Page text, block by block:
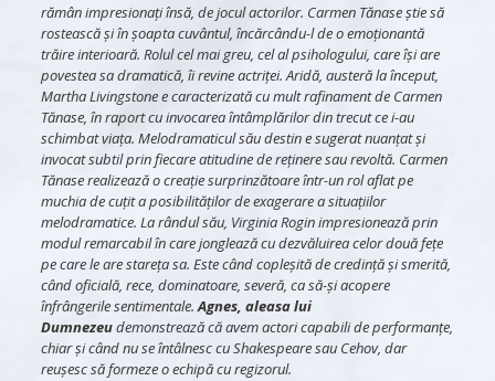
rămân impresionați însă, de jocul actorilor. Carmen Tănase știe să
rostească și în șoapta cuvântul, încărcându-l de o emoționantă
trăire interioară. Rolul cel mai greu, cel al psihologului, care își are
povestea sa dramatică, îi revine actriței. Aridă, austeră la început,
Martha Livingstone e caracterizată cu mult rafinament de Carmen
Tănase, în raport cu invocarea întâmplărilor din trecut ce i-au
schimbat viața. Melodramaticul său destin e sugerat nuanțat și
invocat subtil prin fiecare atitudine de reținere sau revoltă. Carmen
Tănase realizează o creație surprinzătoare într-un rol aflat pe
muchia de cuțit a posibilităților de exagerare a situațiilor
melodramatice. La rândul său, Virginia Rogin impresionează prin
modul remarcabil în care jonglează cu dezvăluirea celor două fețe
pe care le are stareța sa. Este când copleșită de credință și smerită,
când oficială, rece, dominatoare, severă, ca să-și acopere
înfrângerile sentimentale.Agnes, aleasa lui
Dumnezeudemonstrează că avem actori capabili de performanțe,
chiar și când nu se întâlnesc cu Shakespeare sau Cehov, dar
reușesc să formeze o echipă cu regizorul.